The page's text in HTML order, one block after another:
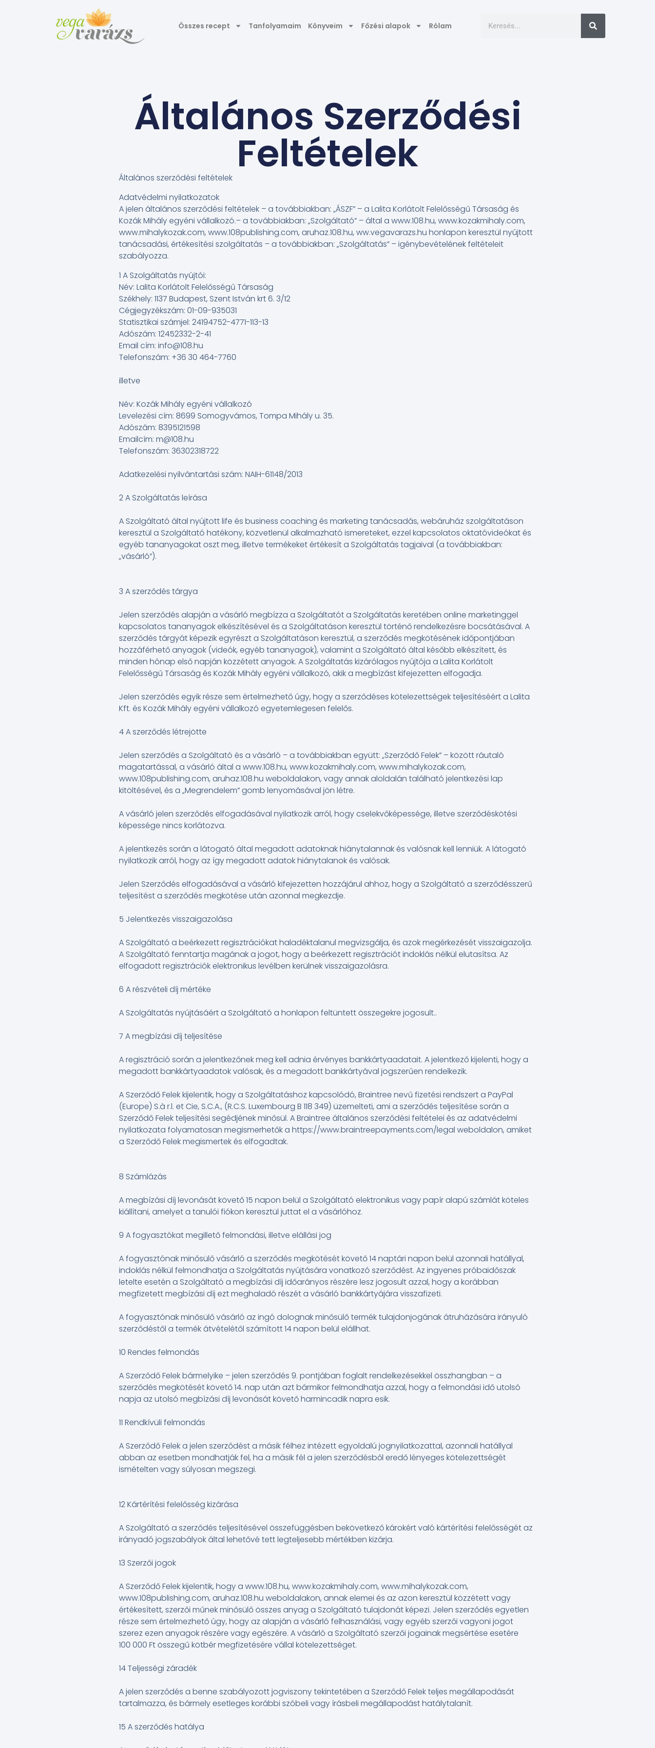
Összes recept Tanfolyamaim Könyveim Főzési alapok Rólam
Általános Szerződési
Feltételek
Általános szerződési feltételek
Adatvédelmi nyilatkozatok
A jelen általános szerződési feltételek – a továbbiakban: „ÁSZF” – a Lalita Korlátolt Felelősségű Társaság és
Kozák Mihály egyéni vállalkozó.– a továbbiakban: „Szolgáltató” – által a www.108.hu, www.kozakmihaly.com,
www.mihalykozak.com, www.108publishing.com, aruhaz.108.hu, ww.vegavarazs.hu honlapon keresztül nyújtott
tanácsadási, értékesítési szolgáltatás – a továbbiakban: „Szolgáltatás” – igénybevételének feltételeit
szabályozza.
1 A Szolgáltatás nyújtói:
Név: Lalita Korlátolt Felelősségű Társaság
Székhely: 1137 Budapest, Szent István krt 6. 3/12
Cégjegyzékszám: 01-09-935031
Statisztikai számjel: 24194752-4771-113-13
Adószám: 12452332-2-41
Email cím: info@108.hu
Telefonszám: +36 30 464-7760
illetve
Név: Kozák Mihály egyéni vállalkozó
Levelezési cím: 8699 Somogyvámos, Tompa Mihály u. 35.
Adószám: 8395121598
Emailcím: m@108.hu
Telefonszám: 36302318722
Adatkezelési nyilvántartási szám: NAIH-61148/2013
2 A Szolgáltatás leírása
A Szolgáltató által nyújtott life és business coaching és marketing tanácsadás, webáruház szolgáltatáson
keresztül a Szolgáltató hatékony, közvetlenül alkalmazható ismereteket, ezzel kapcsolatos oktatóvideókat és
egyéb tananyagokat oszt meg, illetve termékeket értékesít a Szolgáltatás tagjaival (a továbbiakban:
„vásárló”).
3 A szerződés tárgya
Jelen szerződés alapján a vásárló megbízza a Szolgáltatót a Szolgáltatás keretében online marketinggel
kapcsolatos tananyagok elkészítésével és a Szolgáltatáson keresztül történő rendelkezésre bocsátásával. A
szerződés tárgyát képezik egyrészt a Szolgáltatáson keresztül, a szerződés megkötésének időpontjában
hozzáférhető anyagok (videók, egyéb tananyagok), valamint a Szolgáltató által később elkészített, és
minden hónap első napján közzétett anyagok. A Szolgáltatás kizárólagos nyújtója a Lalita Korlátolt
Felelősségű Társaság és Kozák Mihály egyéni vállalkozó, akik a megbízást kifejezetten elfogadja.
Jelen szerződés egyik része sem értelmezhető úgy, hogy a szerződéses kötelezettségek teljesítéséért a Lalita
Kft. és Kozák Mihály egyéni vállalkozó egyetemlegesen felelős.
4 A szerződés létrejötte
Jelen szerződés a Szolgáltató és a vásárló – a továbbiakban együtt: „Szerződő Felek” – között ráutaló
magatartással, a vásárló által a www.108.hu, www.kozakmihaly.com, www.mihalykozak.com,
www.108publishing.com, aruhaz.108.hu weboldalakon, vagy annak aloldalán található jelentkezési lap
kitöltésével, és a „Megrendelem” gomb lenyomásával jön létre.
A vásárló jelen szerződés elfogadásával nyilatkozik arról, hogy cselekvőképessége, illetve szerződéskötési
képessége nincs korlátozva.
A jelentkezés során a látogató által megadott adatoknak hiánytalannak és valósnak kell lenniük. A látogató
nyilatkozik arról, hogy az így megadott adatok hiánytalanok és valósak.
Jelen Szerződés elfogadásával a vásárló kifejezetten hozzájárul ahhoz, hogy a Szolgáltató a szerződésszerű
teljesítést a szerződés megkötése után azonnal megkezdje.
5 Jelentkezés visszaigazolása
A Szolgáltató a beérkezett regisztrációkat haladéktalanul megvizsgálja, és azok megérkezését visszaigazolja.
A Szolgáltató fenntartja magának a jogot, hogy a beérkezett regisztrációt indoklás nélkül elutasítsa. Az
elfogadott regisztrációk elektronikus levélben kerülnek visszaigazolásra.
6 A részvételi díj mértéke
A Szolgáltatás nyújtásáért a Szolgáltató a honlapon feltüntett összegekre jogosult..
7 A megbízási díj teljesítése
A regisztráció során a jelentkezőnek meg kell adnia érvényes bankkártyaadatait. A jelentkező kijelenti, hogy a
megadott bankkártyaadatok valósak, és a megadott bankkártyával jogszerűen rendelkezik.
A Szerződő Felek kijelentik, hogy a Szolgáltatáshoz kapcsolódó, Braintree nevű fizetési rendszert a PayPal
(Europe) S.à r.l. et Cie, S.C.A., (R.C.S. Luxembourg B 118 349) üzemelteti, ami a szerződés teljesítése során a
Szerződő Felek teljesítési segédjének minősül. A Braintree általános szerződési feltételei és az adatvédelmi
nyilatkozata folyamatosan megismerhetők a https://www.braintreepayments.com/legal weboldalon, amiket
a Szerződő Felek megismertek és elfogadtak.
8 Számlázás
A megbízási díj levonását követő 15 napon belül a Szolgáltató elektronikus vagy papír alapú számlát köteles
kiállítani, amelyet a tanulói fiókon keresztül juttat el a vásárlóhoz.
9 A fogyasztókat megillető felmondási, illetve elállási jog
A fogyasztónak minősülő vásárló a szerződés megkötését követő 14 naptári napon belül azonnali hatállyal,
indoklás nélkül felmondhatja a Szolgáltatás nyújtására vonatkozó szerződést. Az ingyenes próbaidőszak
letelte esetén a Szolgáltató a megbízási díj időarányos részére lesz jogosult azzal, hogy a korábban
megfizetett megbízási díj ezt meghaladó részét a vásárló bankkártyájára visszafizeti.
A fogyasztónak minősülő vásárló az ingó dolognak minősülő termék tulajdonjogának átruházására irányuló
szerződéstől a termék átvételétől számított 14 napon belül elállhat.
10 Rendes felmondás
A Szerződő Felek bármelyike – jelen szerződés 9. pontjában foglalt rendelkezésekkel összhangban – a
szerződés megkötését követő 14. nap után azt bármikor felmondhatja azzal, hogy a felmondási idő utolsó
napja az utolsó megbízási díj levonását követő harmincadik napra esik.
11 Rendkívüli felmondás
A Szerződő Felek a jelen szerződést a másik félhez intézett egyoldalú jognyilatkozattal, azonnali hatállyal
abban az esetben mondhatják fel, ha a másik fél a jelen szerződésből eredő lényeges kötelezettségét
ismételten vagy súlyosan megszegi.
12 Kártérítési felelősség kizárása
A Szolgáltató a szerződés teljesítésével összefüggésben bekövetkező károkért való kártérítési felelősségét az
irányadó jogszabályok által lehetővé tett legteljesebb mértékben kizárja.
13 Szerzői jogok
A Szerződő Felek kijelentik, hogy a www.108.hu, www.kozakmihaly.com, www.mihalykozak.com,
www.108publishing.com, aruhaz.108.hu weboldalakon, annak elemei és az azon keresztül közzétett vagy
értékesített, szerzői műnek minősülő összes anyag a Szolgáltató tulajdonát képezi. Jelen szerződés egyetlen
része sem értelmezhető úgy, hogy az alapján a vásárló felhasználási, vagy egyéb szerzői vagyoni jogot
szerez ezen anyagok részére vagy egészére. A vásárló a Szolgáltató szerzői jogainak megsértése esetére
100 000 Ft összegű kötbér megfizetésére vállal kötelezettséget.
14 Teljességi záradék
A jelen szerződés a benne szabályozott jogviszony tekintetében a Szerződő Felek teljes megállapodását
tartalmazza, és bármely esetleges korábbi szóbeli vagy írásbeli megállapodást hatálytalanít.
15 A szerződés hatálya